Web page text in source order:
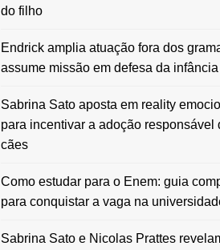
do filho
Endrick amplia atuação fora dos
assume missão em defesa da infância
Sabrina Sato aposta em reality
para incentivar a adoção responsável
cães
Como estudar para o Enem: guia
para conquistar a vaga na
Sabrina Sato e Nicolas Prattes